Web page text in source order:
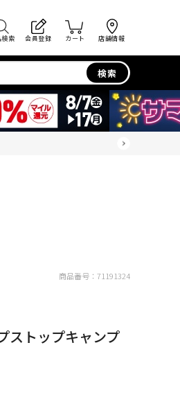
索 会員登録 カート 店舗情報
検索
ストップキャンプ
商品番号： 71191324